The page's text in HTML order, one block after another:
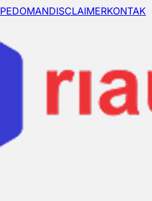
PEDOMANDISCLAIMERKONTAK